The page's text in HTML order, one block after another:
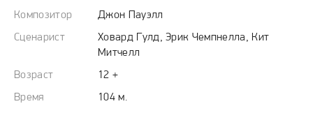
Композитор
Джон Пауэлл
Сценарист
Ховард Гулд, Эрик Чемпнелла, Кит
Митчелл
Возраст
12 +
Время
104 м.